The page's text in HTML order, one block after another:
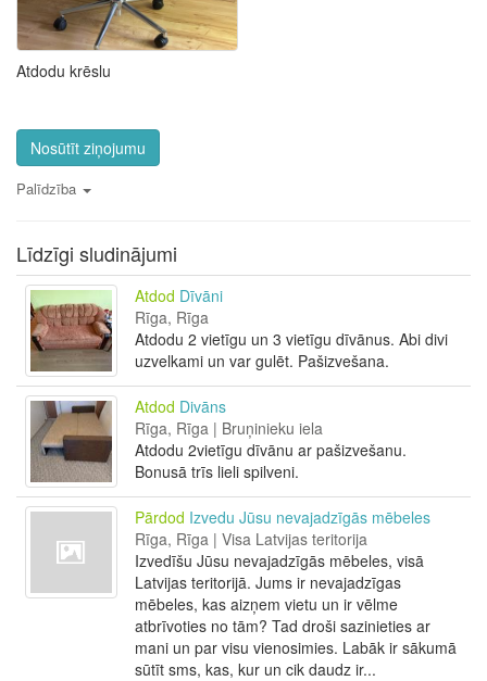
Atdodu krēslu
Nosūtīt ziņojumu
Palīdzība
Līdzīgi sludinājumi
Atdod Dīvāni
Rīga, Rīga
Atdodu 2 vietīgu un 3 vietīgu dīvānus. Abi divi
uzvelkami un var gulēt. Pašizvešana.
Atdod Divāns
Rīga, Rīga | Bruņinieku iela
Atdodu 2vietīgu dīvānu ar pašizvešanu.
Bonusā trīs lieli spilveni.
Pārdod Izvedu Jūsu nevajadzīgās mēbeles
Rīga, Rīga | Visa Latvijas teritorija
Izvedīšu Jūsu nevajadzīgās mēbeles, visā
Latvijas teritorijā. Jums ir nevajadzīgas
mēbeles, kas aizņem vietu un ir vēlme
atbrīvoties no tām? Tad droši sazinieties ar
mani un par visu vienosimies. Labāk ir sākumā
sūtīt sms, kas, kur un cik daudz ir...